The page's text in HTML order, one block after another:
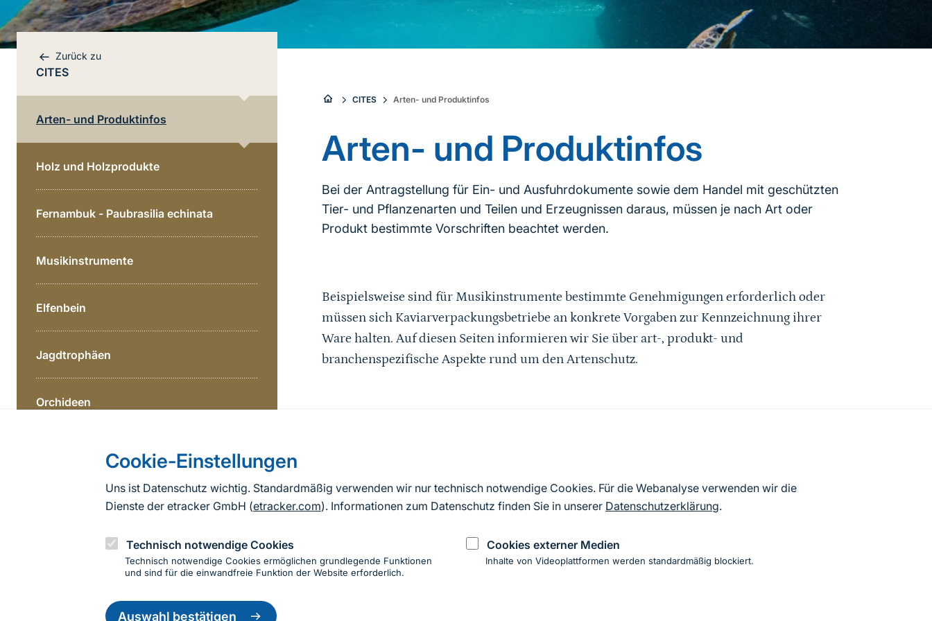
Cookie-Einstellungen
Uns ist Datenschutz wichtig. Standardmäßig verwenden wir nur technisch notwendige Cookies. Für die Webanalyse verwenden wir die
Dienste der etracker GmbH (etracker.com). Informationen zum Datenschutz finden Sie in unserer Datenschutzerklärung.
Technisch notwendige Cookies
Technisch notwendige Cookies ermöglichen grundlegende Funktionen
und sind für die einwandfreie Funktion der Website erforderlich.
Cookies externer Medien
Inhalte von Videoplattformen werden standardmäßig blockiert.
Auswahl bestätigen
Einwilligung
zurückziehen
Bereichsnavigation
Direkt zur Hauptinhalte
Zurück zu
CITES
Arten- und Produktinfos
Holz und Holzprodukte
Fernambuk - Paubrasilia echinata
Musikinstrumente
Elfenbein
Jagdtrophäen
Orchideen
Sie
sind
hier:
CITES Arten- und Produktinfos
Arten- und Produktinfos
Bei der Antragstellung für Ein- und Ausfuhrdokumente sowie dem Handel mit geschützten
Tier- und Pflanzenarten und Teilen und Erzeugnissen daraus, müssen je nach Art oder
Produkt bestimmte Vorschriften beachtet werden.
Beispielsweise sind für Musikinstrumente bestimmte Genehmigungen erforderlich oder
müssen sich Kaviarverpackungsbetriebe an konkrete Vorgaben zur Kennzeichnung ihrer
Ware halten. Auf diesen Seiten informieren wir Sie über art-, produkt- und
branchenspezifische Aspekte rund um den Artenschutz.
WISIA Datenbank zur Prüfung des Schutzstatus für Tiere und Pflanzen